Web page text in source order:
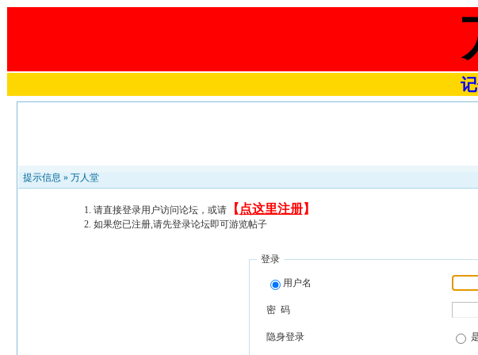
提示信息 » 万人堂
请直接登录用户访问论坛，或请【 点这里注册】
如果您已注册,请先登录论坛即可游览帖子
登录
用户名
密 码
隐身登录